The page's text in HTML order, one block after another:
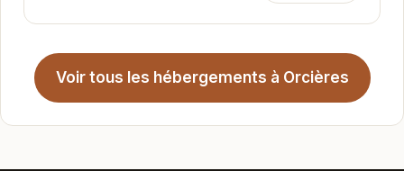
Voir tous les hébergements à Orcières